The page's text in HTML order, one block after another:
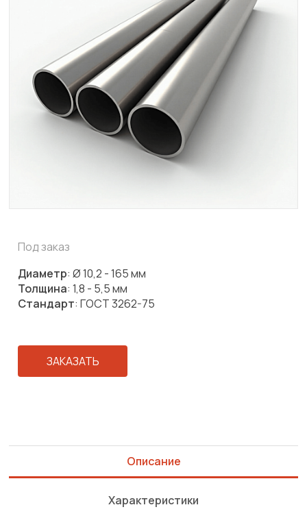
Под заказ
Диаметр: Ø 10,2 - 165 мм
Толщина: 1,8 - 5,5 мм
Стандарт: ГОСТ 3262-75
ЗАКАЗАТЬ
Описание
Характеристики